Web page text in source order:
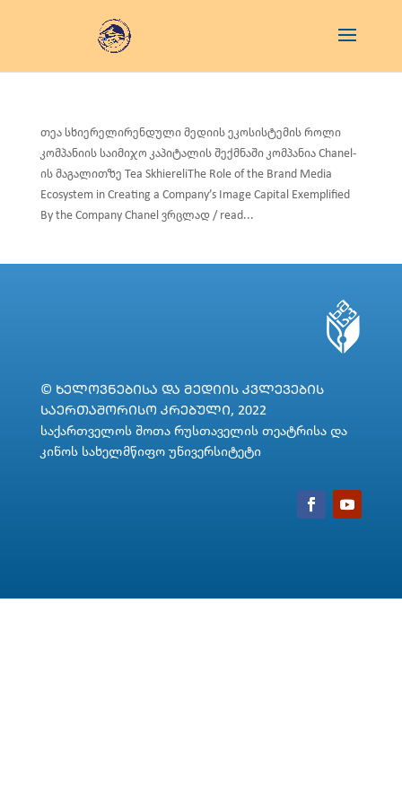
თეა სხიერელირენდული მედიის ეკოსისტემის როლი
კომპანიის საიმიჯო კაპიტალის შექმნაში კომპანია Chanel-
ის მაგალითზე Tea SkhiereliThe Role of the Brand Media
Ecosystem in Creating a Company’s Image Capital Exemplified
By the Company Chanel ვრცლად / read...
© ᲮᲔᲚᲝᲕᲜᲔᲑᲘᲡᲐ ᲓᲐ ᲛᲔᲓᲘᲘᲡ ᲙᲕᲚᲔᲕᲔᲑᲘᲡ
ᲡᲐᲔᲠᲗᲐᲨᲝᲠᲘᲡᲝ ᲙᲠᲔᲑᲣᲚᲘ, 2022
საქართველოს შოთა რუსთაველის თეატრისა და
კინოს სახელმწიფო უნივერსიტეტი